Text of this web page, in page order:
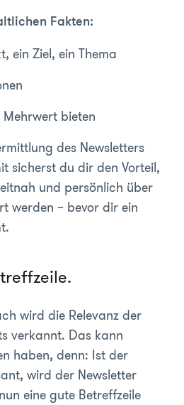
Fakten:
ein Ziel, ein Thema
Mehrwert bieten
des Newsletters
sicherst du dir den Vorteil,
und persönlich über
werden – bevor dir ein
wird die Relevanz der
verkannt. Das kann
haben, denn: Ist der
wird der Newsletter
eine gute Betreffzeile